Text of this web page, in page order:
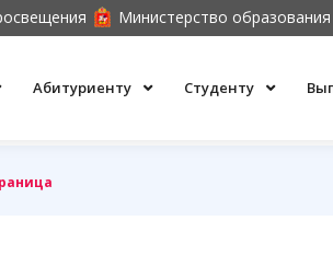
Министерство
Абитуриенту Студенту